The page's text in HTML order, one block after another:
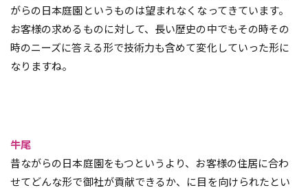
がらの日本庭園というものは望まれなくなってきています。
お客様の求めるものに対して、長い歴史の中でもその時その
時のニーズに答える形で技術力も含めて変化していった形に
なりますね。
牛尾
昔ながらの日本庭園をもつというより、お客様の住居に合わ
せてどんな形で御社が貢献できるか、に目を向けられたとい